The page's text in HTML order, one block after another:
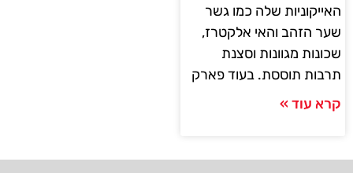
האייקוניות שלה כמו גשר
שער הזהב והאי אלקטרז,
שכונות מגוונות וסצנת
תרבות תוססת. בעוד פארק
קרא עוד »